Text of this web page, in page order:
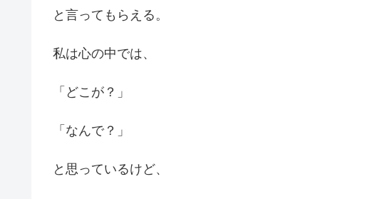
と言ってもらえる。
私は心の中では、
「どこが？」
「なんで？」
と思っているけど、